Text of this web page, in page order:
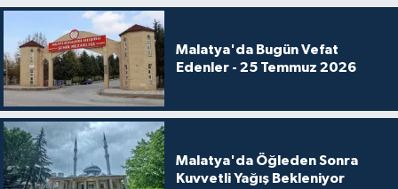
Malatya'da Bugün Vefat
Edenler - 25 Temmuz 2026
Malatya'da Öğleden Sonra
Kuvvetli Yağış Bekleniyor